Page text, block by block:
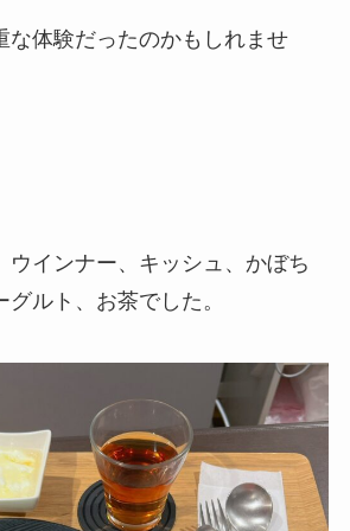
な体験だったのかもしれませ
ウインナー、キッシュ、かぼち
ルト、お茶でした。